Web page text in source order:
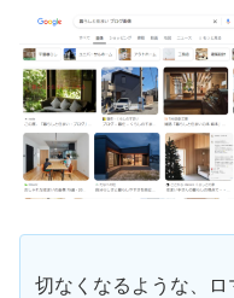
切なくなるような、